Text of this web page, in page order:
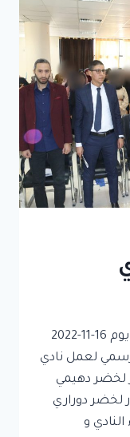
في اطار تنشيط الحياة الطلابية ،تم يوم 16-11-2022
لعمل نادي
لخضر دهيمي
لخضر دوراري
و